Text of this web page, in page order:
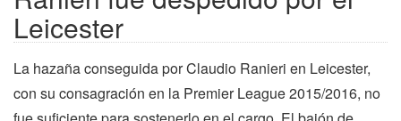
Leicester
La hazaña conseguida por Claudio Ranieri en Leicester,
con su consagración en la Premier League 2015/2016, no